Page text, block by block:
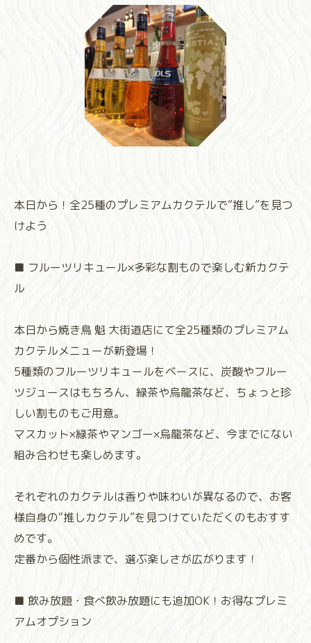
本日から！全25種のプレミアムカクテルで“推し”を見つ
けよう
■ フルーツリキュール×多彩な割もので楽しむ新カクテ
ル
本日から焼き鳥 魁 大街道店にて全25種類のプレミアム
カクテルメニューが新登場！
5種類のフルーツリキュールをベースに、炭酸やフルー
ツジュースはもちろん、緑茶や烏龍茶など、ちょっと珍
しい割ものもご用意。
マスカット×緑茶やマンゴー×烏龍茶など、今までにない
組み合わせも楽しめます。
それぞれのカクテルは香りや味わいが異なるので、お客
様自身の“推しカクテル”を見つけていただくのもおすす
めです。
定番から個性派まで、選ぶ楽しさが広がります！
■ 飲み放題・食べ飲み放題にも追加OK！お得なプレミ
アムオプション